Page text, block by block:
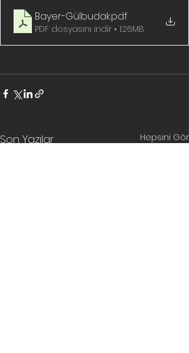
Bayer-Gülbudak.pdf
PDF dosyasını indir • 1.26MB
Son Yazılar Hepsini Gör